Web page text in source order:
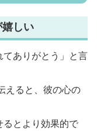
しい
てありがとう」と言
えると、彼の心の
るとより効果的で